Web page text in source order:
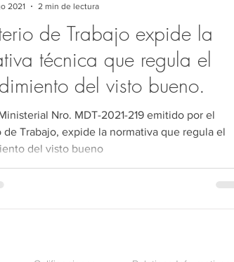
Precios de Transferencia
de Trabajo expide la
técnica que regula el
del visto bueno.
Nro. MDT-2021-219 emitido por el
la normativa que regula el
del visto bueno
2021
2 min de lectura